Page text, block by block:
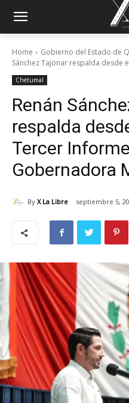
Home Gobierno del Estado de
Sánchez Tajonar respalda desde
Chetumal
Renán
respalda
Tercer
Gobernadora
By X La Libre septiembre 5,